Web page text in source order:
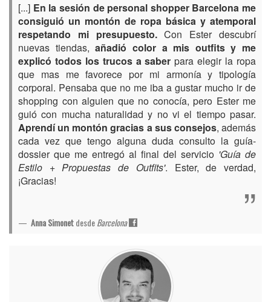
[...] En la sesión de personal shopper Barcelona me
consiguió un montón de ropa básica y atemporal
respetando mi presupuesto.Con Ester descubrí
nuevas tiendas,añadió color a mis outfits y me
explicó todos los trucos a saber para elegir la ropa
que mas me favorece por mi armonía y tipología
corporal. Pensaba que no me iba a gustar mucho ir de
shopping con alguien que no conocía, pero Ester me
guió con mucha naturalidad y no vi el tiempo pasar.
Aprendí un montón gracias a sus consejos, además
cada vez que tengo alguna duda consulto la guía-
dossier que me entregó al final del servicio 'Guía de
Estilo + Propuestas de Outfits'. Ester, de verdad,
¡Gracias!
Anna SimonetdesdeBarcelona